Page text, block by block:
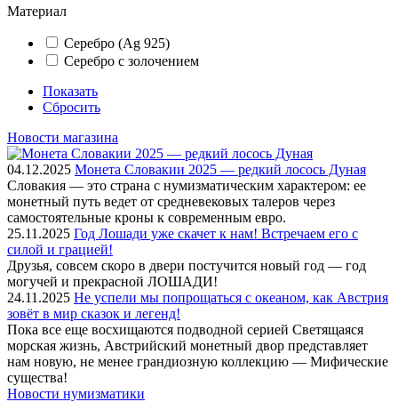
Материал
Серебро (Ag 925)
Серебро с зoлочением
Показать
Сбросить
Новости магазина
04.12.2025 Монета Словакии 2025 — редкий лосось Дуная
Словакия — это страна с нумизматическим характером: ее
монетный путь ведет от средневековых талеров через
самостоятельные кроны к современным евро.
25.11.2025 Год Лошади уже скачет к нам! Встречаем его с
силой и грацией!
Друзья, совсем скоро в двери постучится новый год — год
могучей и прекрасной ЛОШАДИ!
24.11.2025 Не успели мы попрощаться с океаном, как Австрия
зовёт в мир сказок и легенд!
Пока все еще восхищаются подводной серией Светящаяся
морская жизнь, Австрийский монетный двор представляет
нам новую, не менее грандиозную коллекцию — Мифические
существа!
Новости нумизматики